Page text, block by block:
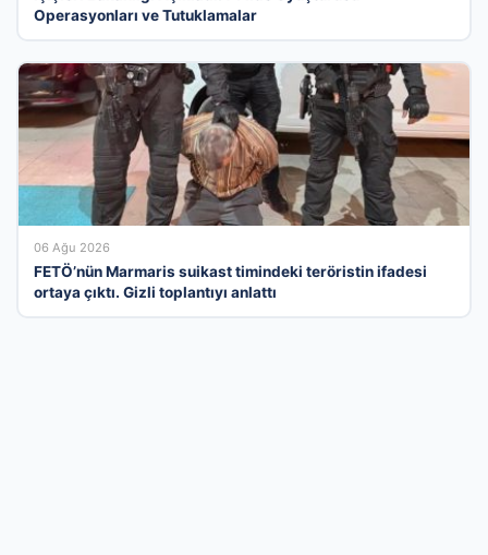
Operasyonları ve Tutuklamalar
06 Ağu 2026
FETÖ’nün Marmaris suikast timindeki teröristin ifadesi
ortaya çıktı. Gizli toplantıyı anlattı